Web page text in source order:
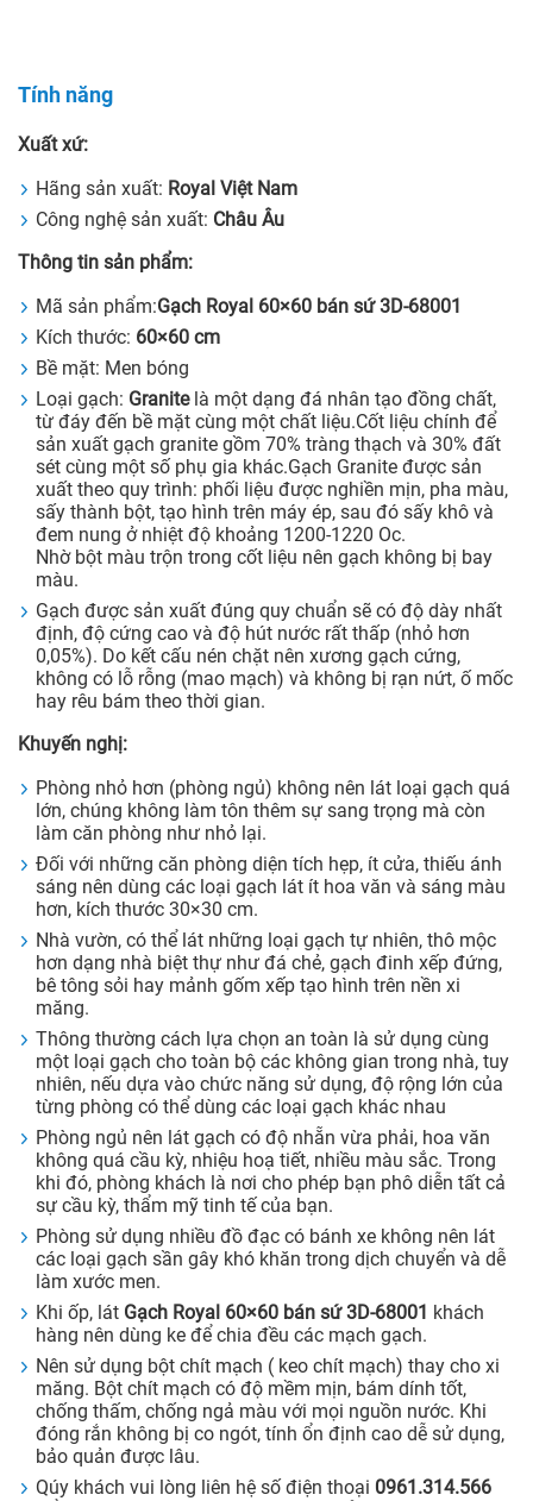
Tính năng
Xuất xứ:
Hãng sản xuất: Royal Việt Nam
Công nghệ sản xuất: Châu Âu
Thông tin sản phẩm:
Mã sản phẩm:Gạch Royal 60×60 bán sứ 3D-68001
Kích thước: 60×60 cm
Bề mặt: Men bóng
Loại gạch: Granitelà một dạng đá nhân tạo đồng chất,
từ đáy đến bề mặt cùng một chất liệu.Cốt liệu chính để
sản xuất gạch granite gồm 70% tràng thạch và 30% đất
sét cùng một số phụ gia khác.Gạch Granite được sản
xuất theo quy trình: phối liệu được nghiền mịn, pha màu,
sấy thành bột, tạo hình trên máy ép, sau đó sấy khô và
đem nung ở nhiệt độ khoảng 1200-1220 Oc.
Nhờ bột màu trộn trong cốt liệu nên gạch không bị bay
màu.
Gạch được sản xuất đúng quy chuẩn sẽ có độ dày nhất
định, độ cứng cao và độ hút nước rất thấp (nhỏ hơn
0,05%). Do kết cấu nén chặt nên xương gạch cứng,
không có lỗ rỗng (mao mạch) và không bị rạn nứt, ố mốc
hay rêu bám theo thời gian.
Khuyến nghị:
Phòng nhỏ hơn (phòng ngủ) không nên lát loại gạch quá
lớn, chúng không làm tôn thêm sự sang trọng mà còn
làm căn phòng như nhỏ lại.
Đối với những căn phòng diện tích hẹp, ít cửa, thiếu ánh
sáng nên dùng các loại gạch lát ít hoa văn và sáng màu
hơn, kích thước 30×30 cm.
Nhà vườn, có thể lát những loại gạch tự nhiên, thô mộc
hơn dạng nhà biệt thự như đá chẻ, gạch đinh xếp đứng,
bê tông sỏi hay mảnh gốm xếp tạo hình trên nền xi
măng.
Thông thường cách lựa chọn an toàn là sử dụng cùng
một loại gạch cho toàn bộ các không gian trong nhà, tuy
nhiên, nếu dựa vào chức năng sử dụng, độ rộng lớn của
từng phòng có thể dùng các loại gạch khác nhau
Phòng ngủ nên lát gạch có độ nhẵn vừa phải, hoa văn
không quá cầu kỳ, nhiệu hoạ tiết, nhiều màu sắc. Trong
khi đó, phòng khách là nơi cho phép bạn phô diễn tất cả
sự cầu kỳ, thẩm mỹ tinh tế của bạn.
Phòng sử dụng nhiều đồ đạc có bánh xe không nên lát
các loại gạch sần gây khó khăn trong dịch chuyển và dễ
làm xước men.
Khi ốp, lát Gạch Royal 60×60 bán sứ 3D-68001 khách
hàng nên dùng ke để chia đều các mạch gạch.
Nên sử dụng bột chít mạch ( keo chít mạch) thay cho xi
măng. Bột chít mạch có độ mềm mịn, bám dính tốt,
chống thấm, chống ngả màu với mọi nguồn nước. Khi
đóng rắn không bị co ngót, tính ổn định cao dễ sử dụng,
bảo quản được lâu.
Qúy khách vui lòng liên hệ số điện thoại 0961.314.566